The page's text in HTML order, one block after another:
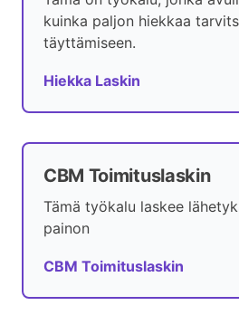
kuinka paljon hiekkaa
täyttämiseen.
Hiekka Laskin
CBM Toimituslaskin
Tämä työkalu laskee
painon
CBM Toimituslaskin